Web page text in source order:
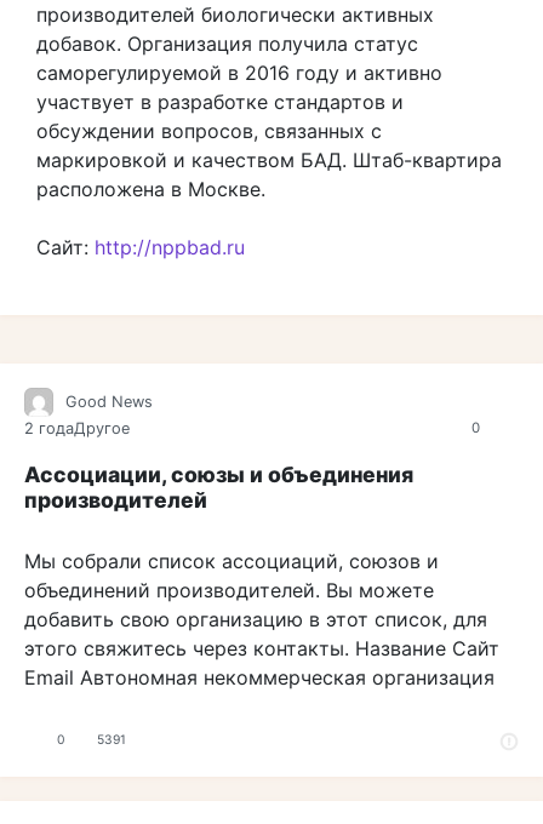
производителей биологически активных
добавок. Организация получила статус
саморегулируемой в 2016 году и активно
участвует в разработке стандартов и
обсуждении вопросов, связанных с
маркировкой и качеством БАД. Штаб-квартира
расположена в Москве.
Сайт: http://nppbad.ru
0
Good News
2 годаДругое
Ассоциации, союзы и объединения
производителей
Мы собрали список ассоциаций, союзов и
объединений производителей. Вы можете
добавить свою организацию в этот список, для
этого свяжитесь через контакты. Название Сайт
Email Автономная некоммерческая организация
0 5391